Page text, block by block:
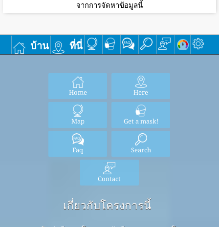
จากการจัดหาข้อมูลนี้
บ้าน ที่นี่
Home Here
Map Get a mask!
Faq Search
Contact
เกี่ยวกับโครงการนี้